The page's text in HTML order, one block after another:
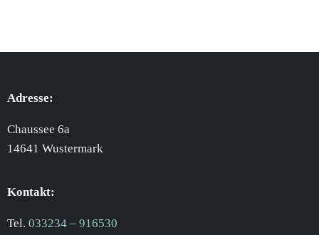
Adresse:
Chaussee 6a
14641 Wustermark
Kontakt:
Tel. 033234 – 916530